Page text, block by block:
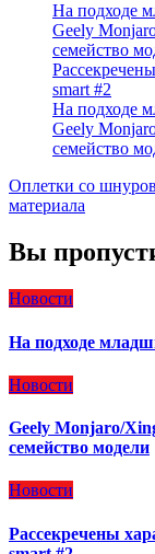
На подходе
Geely
семейство
smart #2
На подходе
Geely
семейство
Оплетки со
материала
Вы
Новости
На подходе
Новости
Geely Monjaro/
семейство модели
Новости
Рассекречены